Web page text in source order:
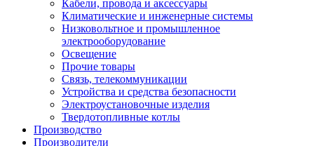
Кабели, провода и аксессуары
Климатические и инженерные системы
Низковольтное и промышленное
электрооборудование
Освещение
Прочие товары
Связь, телекоммуникации
Устройства и средства безопасности
Электроустановочные изделия
Твердотопливные котлы
Производство
Производители